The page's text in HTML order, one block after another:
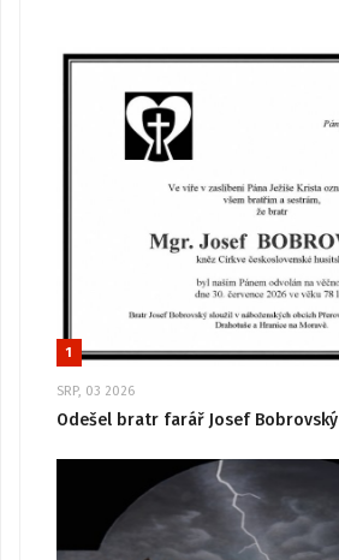
1
SRP, 03 2026
Odešel bratr farář Josef Bobrovský